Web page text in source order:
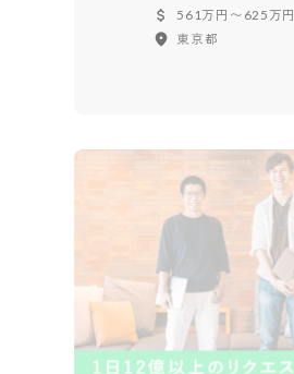
561万円〜625万円
東京都